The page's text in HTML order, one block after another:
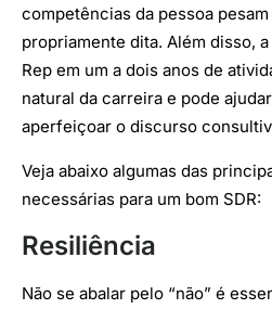
competências da pessoa
propriamente dita. Além disso,
Rep em um a dois anos de
natural da carreira e pode
aperfeiçoar o discurso
Veja abaixo algumas das
necessárias para um bom SDR:
Resiliência
Não se abalar pelo “não” é